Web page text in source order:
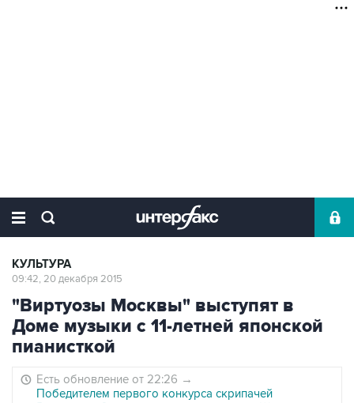
КУЛЬТУРА
09:42, 20 декабря 2015
"Виртуозы Москвы" выступят в
Доме музыки с 11-летней японской
пианисткой
Есть обновление от 22:26 →
Победителем первого конкурса скрипачей